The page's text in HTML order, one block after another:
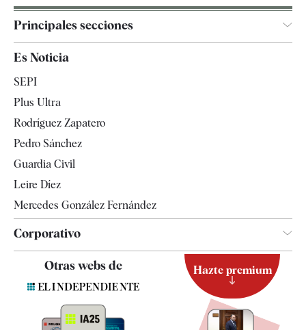
Principales secciones
Televisión
Es Noticia
SEPI
Plus Ultra
Rodríguez Zapatero
Pedro Sánchez
Guardia Civil
Leire Díez
Mercedes González Fernández
Corporativo
Otras webs de Hazte premium